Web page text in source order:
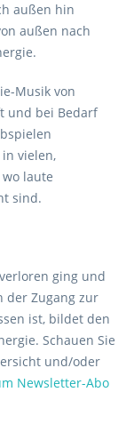
außen hin
außen nach
Musik von
und bei Bedarf
vielen,
laute
sind.
ging und
der Zugang zur
ist, bildet den
Schauen Sie
und/oder
Newsletter-Abo